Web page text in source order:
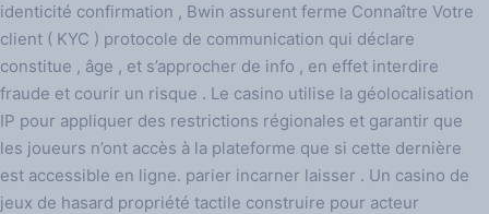
identicité confirmation , Bwin assurent ferme Connaître Votre
client ( KYC ) protocole de communication qui déclare
constitue , âge , et s’approcher de info , en effet interdire
fraude et courir un risque . Le casino utilise la géolocalisation
IP pour appliquer des restrictions régionales et garantir que
les joueurs n’ont accès à la plateforme que si cette dernière
est accessible en ligne. parier incarner laisser . Un casino de
jeux de hasard propriété tactile construire pour acteur